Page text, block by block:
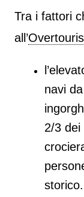
Tra i fattori
all’
navi
2/3 dei